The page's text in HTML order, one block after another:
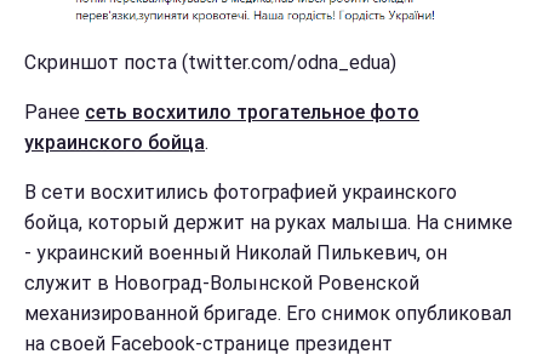
Скриншот поста (twitter.com/odna_edua)
Ранее сеть восхитило трогательное фото
украинского бойца.
В сети восхитились фотографией украинского
бойца, который держит на руках малыша. На снимке
- украинский военный Николай Пилькевич, он
служит в Новоград-Волынской Ровенской
механизированной бригаде. Его снимок опубликовал
на своей Facebook-странице президент